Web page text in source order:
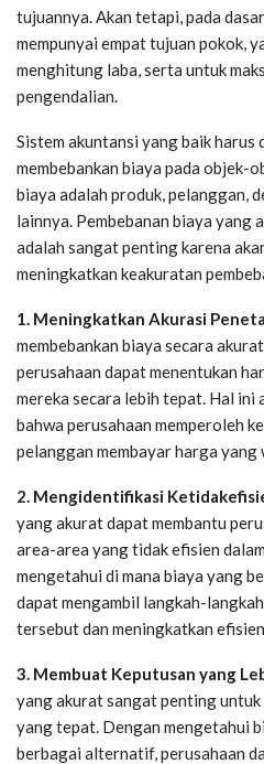
tujuannya. Akan tetapi, pada
mempunyai empat tujuan pokok,
menghitung laba, serta untuk
pengendalian.
Sistem akuntansi yang baik harus
membebankan biaya pada objek-
biaya adalah produk, pelanggan,
lainnya. Pembebanan biaya yang
adalah sangat penting karena
meningkatkan keakuratan
1. Meningkatkan Akurasi
membebankan biaya secara
perusahaan dapat menentukan
mereka secara lebih tepat. Hal ini
bahwa perusahaan memperoleh
pelanggan membayar harga yang
2. Mengidentifikasi
yang akurat dapat membantu
area-area yang tidak efisien
mengetahui di mana biaya yang
dapat mengambil langkah-
tersebut dan meningkatkan
3. Membuat Keputusan yang
yang akurat sangat penting untuk
yang tepat. Dengan mengetahui
berbagai alternatif, perusahaan